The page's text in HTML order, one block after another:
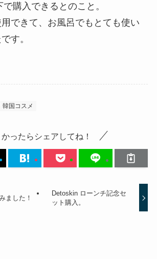
購入できるとのこと。
できて、お風呂でもとても使い
す。
韓国コスメ
かったらシェアしてね！
ました！
Detoskin ローンチ記念セ
ット購入。